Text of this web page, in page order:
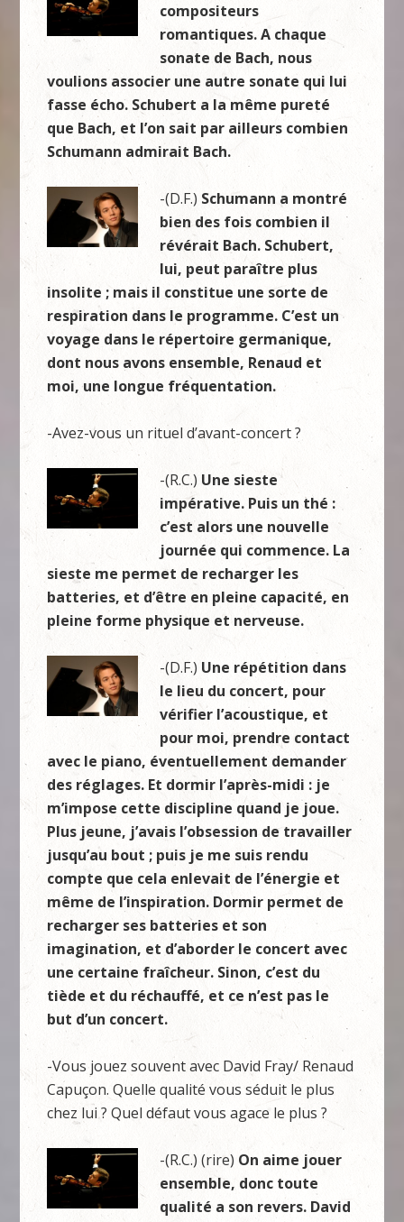
compositeurs
romantiques. A chaque
sonate de Bach, nous
voulions associer une autre sonate qui lui
fasse écho. Schubert a la même pureté
que Bach, et l’on sait par ailleurs combien
Schumann admirait Bach.
-(D.F.) Schumann a montré
bien des fois combien il
révérait Bach. Schubert,
lui, peut paraître plus
insolite ; mais il constitue une sorte de
respiration dans le programme. C’est un
voyage dans le répertoire germanique,
dont nous avons ensemble, Renaud et
moi, une longue fréquentation.
-Avez-vous un rituel d’avant-concert ?
-(R.C.) Une sieste
impérative. Puis un thé :
c’est alors une nouvelle
journée qui commence. La
sieste me permet de recharger les
batteries, et d’être en pleine capacité, en
pleine forme physique et nerveuse.
-(D.F.) Une répétition dans
le lieu du concert, pour
vérifier l’acoustique, et
pour moi, prendre contact
avec le piano, éventuellement demander
des réglages. Et dormir l’après-midi : je
m’impose cette discipline quand je joue.
Plus jeune, j’avais l’obsession de travailler
jusqu’au bout ; puis je me suis rendu
compte que cela enlevait de l’énergie et
même de l’inspiration. Dormir permet de
recharger ses batteries et son
imagination, et d’aborder le concert avec
une certaine fraîcheur. Sinon, c’est du
tiède et du réchauffé, et ce n’est pas le
but d’un concert.
-Vous jouez souvent avec David Fray/ Renaud
Capuçon. Quelle qualité vous séduit le plus
chez lui ? Quel défaut vous agace le plus ?
-(R.C.) (rire) On aime jouer
ensemble, donc toute
qualité a son revers. David